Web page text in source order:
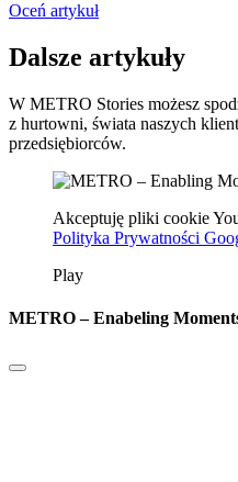
Oceń artykuł
Dalsze artykuły
W METRO Stories możesz
z hurtowni, świata naszych
przedsiębiorców.
Akceptuję pliki cookie
Polityka Prywatności
Play
METRO – Enabeling